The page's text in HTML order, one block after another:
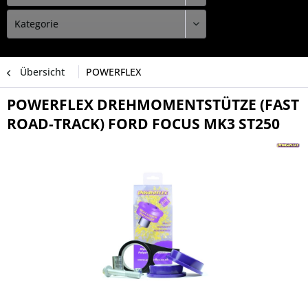
Übersicht POWERFLEX
POWERFLEX DREHMOMENTSTÜTZE (FAST
ROAD-TRACK) FORD FOCUS MK3 ST250